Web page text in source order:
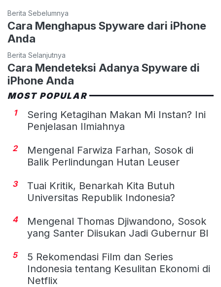
Berita Sebelumnya
Cara Menghapus Spyware dari iPhone
Anda
Berita Selanjutnya
Cara Mendeteksi Adanya Spyware di
iPhone Anda
MOST POPULAR
1
Sering Ketagihan Makan Mi Instan? Ini
Penjelasan Ilmiahnya
2
Mengenal Farwiza Farhan, Sosok di
Balik Perlindungan Hutan Leuser
3
Tuai Kritik, Benarkah Kita Butuh
Universitas Republik Indonesia?
4
Mengenal Thomas Djiwandono, Sosok
yang Santer Diisukan Jadi Gubernur BI
5
5 Rekomendasi Film dan Series
Indonesia tentang Kesulitan Ekonomi di
Netflix